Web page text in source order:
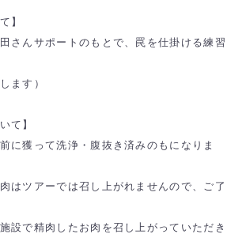
】
さんサポートのもとで、罠を仕掛ける練習
ます）
て】
に獲って洗浄・腹抜き済みのもになりま
はツアーでは召し上がれませんので、ご了
設で精肉したお肉を召し上がっていただき